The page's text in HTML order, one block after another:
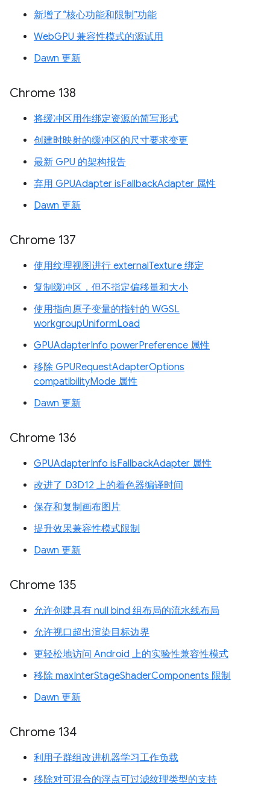
新增了“核心功能和限制”功能
WebGPU 兼容性模式的源试用
Dawn 更新
Chrome 138
将缓冲区用作绑定资源的简写形式
创建时映射的缓冲区的尺寸要求变更
最新 GPU 的架构报告
弃用 GPUAdapter isFallbackAdapter 属性
Dawn 更新
Chrome 137
使用纹理视图进行 externalTexture 绑定
复制缓冲区，但不指定偏移量和大小
使用指向原子变量的指针的 WGSL
workgroupUniformLoad
GPUAdapterInfo powerPreference 属性
移除 GPURequestAdapterOptions
compatibilityMode 属性
Dawn 更新
Chrome 136
GPUAdapterInfo isFallbackAdapter 属性
改进了 D3D12 上的着色器编译时间
保存和复制画布图片
提升效果兼容性模式限制
Dawn 更新
Chrome 135
允许创建具有 null bind 组布局的流水线布局
允许视口超出渲染目标边界
更轻松地访问 Android 上的实验性兼容性模式
移除 maxInterStageShaderComponents 限制
Dawn 更新
Chrome 134
利用子群组改进机器学习工作负载
移除对可混合的浮点可过滤纹理类型的支持